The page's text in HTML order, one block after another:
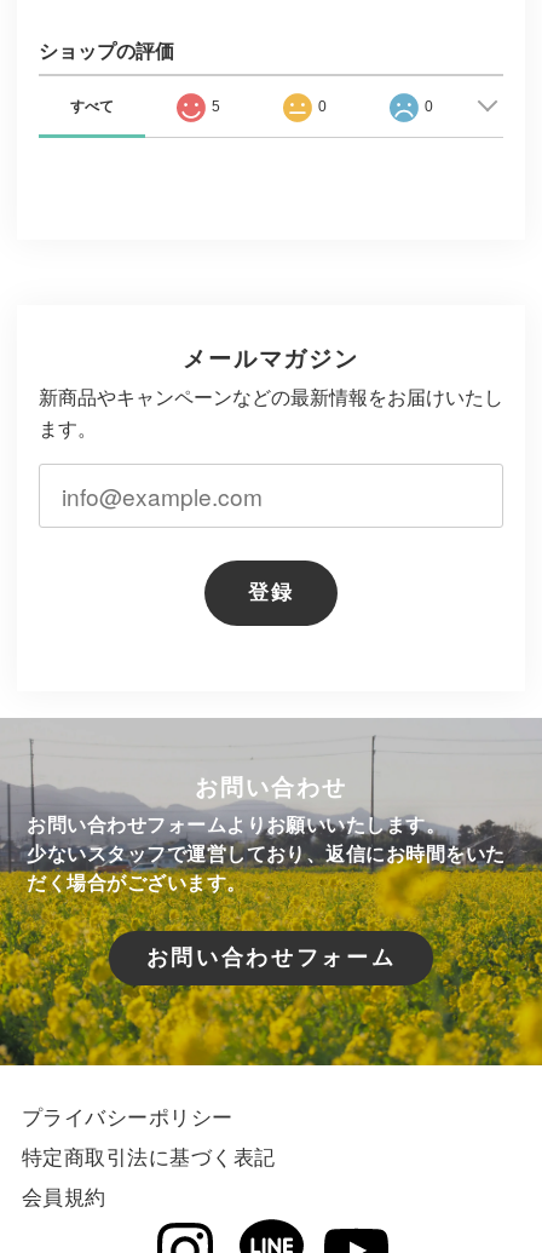
ショップの評価
すべて 5 0 0
メールマガジン
新商品やキャンペーンなどの最新情報をお届けいたし
ます。
登録
お問い合わせ
お問い合わせフォームよりお願いいたします。
少ないスタッフで運営しており、返信にお時間をいた
だく場合がございます。
お問い合わせフォーム
プライバシーポリシー
特定商取引法に基づく表記
会員規約